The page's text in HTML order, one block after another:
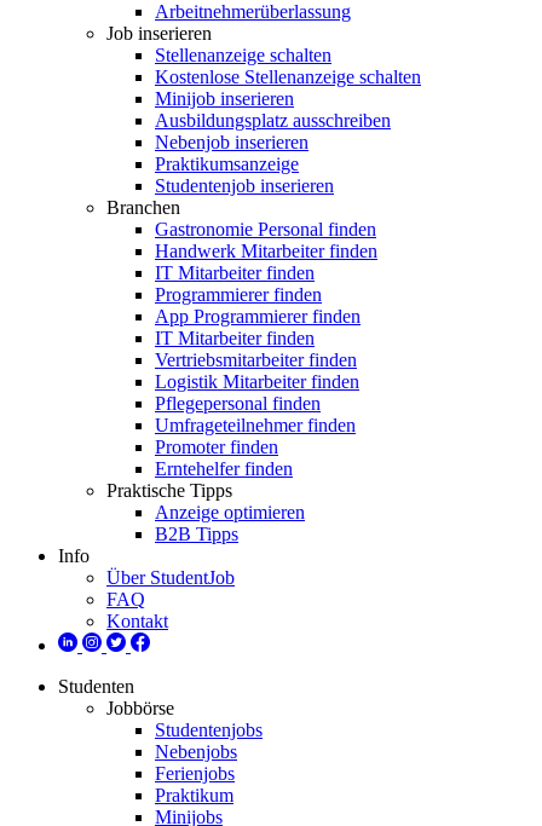
Arbeitnehmerüberlassung
Job inserieren
Stellenanzeige schalten
Kostenlose Stellenanzeige schalten
Minijob inserieren
Ausbildungsplatz ausschreiben
Nebenjob inserieren
Praktikumsanzeige
Studentenjob inserieren
Branchen
Gastronomie Personal finden
Handwerk Mitarbeiter finden
IT Mitarbeiter finden
Programmierer finden
App Programmierer finden
IT Mitarbeiter finden
Vertriebsmitarbeiter finden
Logistik Mitarbeiter finden
Pflegepersonal finden
Umfrageteilnehmer finden
Promoter finden
Erntehelfer finden
Praktische Tipps
Anzeige optimieren
B2B Tipps
Info
Über StudentJob
FAQ
Kontakt
Studenten
Jobbörse
Studentenjobs
Nebenjobs
Ferienjobs
Praktikum
Minijobs